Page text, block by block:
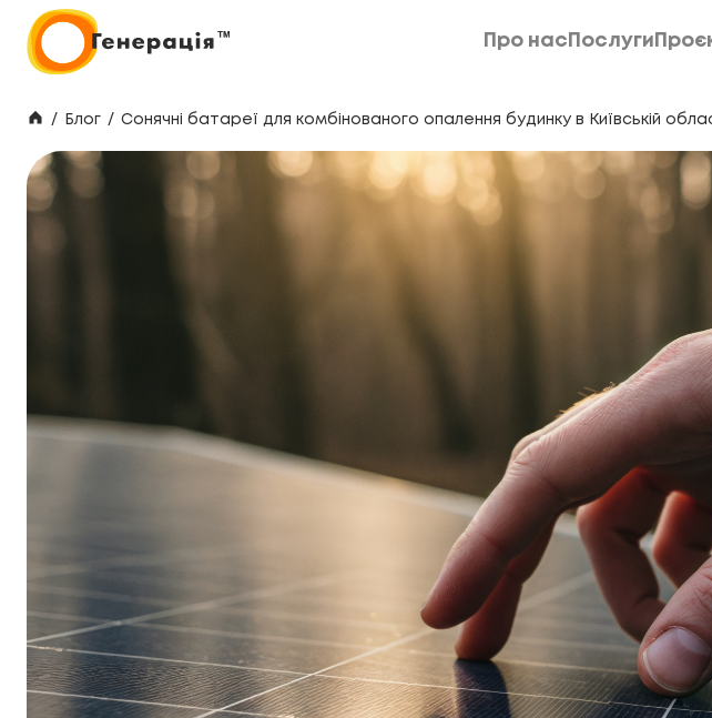
Про нас Послуги
/ Блог / Сонячні батареї для комбінованого опалення будинку в Київській